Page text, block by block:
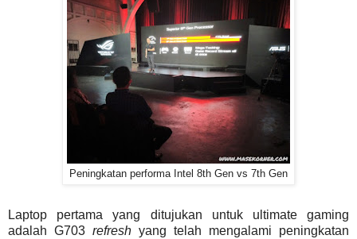
Peningkatan performa Intel 8th Gen vs 7th Gen
Laptop pertama yang ditujukan untuk ultimate gaming
adalah G703 refresh yang telah mengalami peningkatan